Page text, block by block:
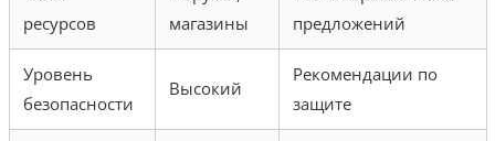
ресурсов
магазины
предложений
Уровень
безопасности
Высокий
Рекомендации по
защите